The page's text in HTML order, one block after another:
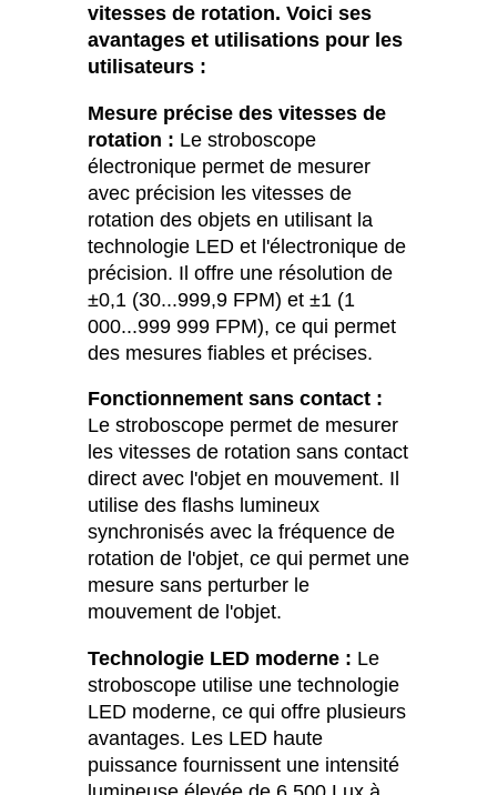
vitesses de rotation. Voici ses
avantages et utilisations pour les
utilisateurs :
Mesure précise des vitesses de
rotation : Le stroboscope
électronique permet de mesurer
avec précision les vitesses de
rotation des objets en utilisant la
technologie LED et l'électronique de
précision. Il offre une résolution de
±0,1 (30...999,9 FPM) et ±1 (1
000...999 999 FPM), ce qui permet
des mesures fiables et précises.
Fonctionnement sans contact :
Le stroboscope permet de mesurer
les vitesses de rotation sans contact
direct avec l'objet en mouvement. Il
utilise des flashs lumineux
synchronisés avec la fréquence de
rotation de l'objet, ce qui permet une
mesure sans perturber le
mouvement de l'objet.
Technologie LED moderne : Le
stroboscope utilise une technologie
LED moderne, ce qui offre plusieurs
avantages. Les LED haute
puissance fournissent une intensité